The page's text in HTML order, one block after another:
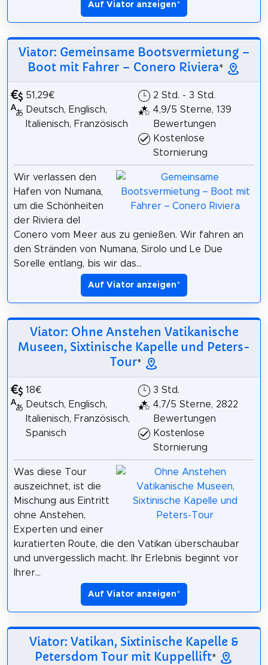
Auf Viator anzeigen*
Viator: Gemeinsame Bootsvermietung –
Boot mit Fahrer – Conero Riviera*
51,29€
Deutsch, Englisch,
Italienisch, Französisch
2 Std. - 3 Std.
4,9/5 Sterne, 139
Bewertungen
Kostenlose
Stornierung
Wir verlassen den
Hafen von Numana,
um die Schönheiten
der Riviera del
Conero vom Meer aus zu genießen. Wir fahren an
den Stränden von Numana, Sirolo und Le Due
Sorelle entlang, bis wir das...
Auf Viator anzeigen*
Viator: Ohne Anstehen Vatikanische
Museen, Sixtinische Kapelle und Peters-
Tour*
18€
Deutsch, Englisch,
Italienisch, Französisch,
Spanisch
3 Std.
4,7/5 Sterne, 2822
Bewertungen
Kostenlose
Stornierung
Was diese Tour
auszeichnet, ist die
Mischung aus Eintritt
ohne Anstehen,
Experten und einer
kuratierten Route, die den Vatikan überschaubar
und unvergesslich macht. Ihr Erlebnis beginnt vor
Ihrer...
Auf Viator anzeigen*
Viator: Vatikan, Sixtinische Kapelle &
Petersdom Tour mit Kuppellift*